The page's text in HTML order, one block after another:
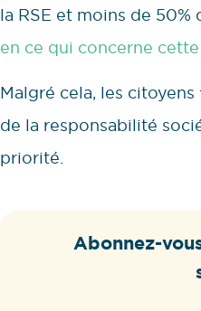
la RSE et moins de
en ce qui concerne
Malgré cela, les
de la responsabilité
priorité.
Abonnez-